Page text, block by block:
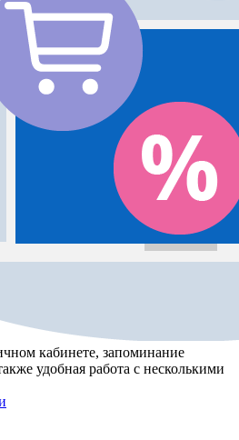
кабинете, запоминание
удобная работа с несколькими